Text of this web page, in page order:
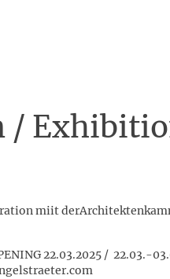
/
miit
22.03.2025 / 22.03.-